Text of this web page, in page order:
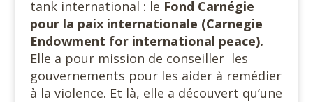
tank international : le Fond Carnégie
pour la paix internationale (Carnegie
Endowment for international peace).
Elle a pour mission de conseiller les
gouvernements pour les aider à remédier
à la violence. Et là, elle a découvert qu’une